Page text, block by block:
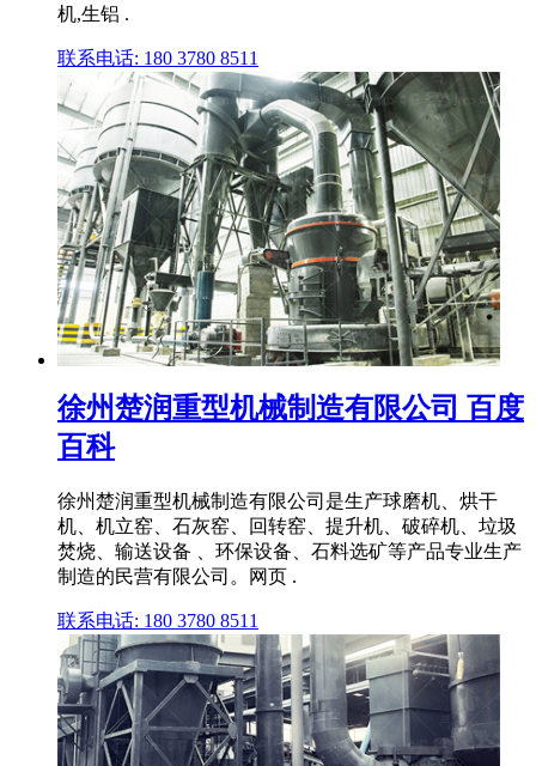
机,生铝 .
联系电话: 180 3780 8511
徐州楚润重型机械制造有限公司 百度
百科
徐州楚润重型机械制造有限公司是生产球磨机、烘干
机、机立窑、石灰窑、回转窑、提升机、破碎机、垃圾
焚烧、输送设备 、环保设备、石料选矿等产品专业生产
制造的民营有限公司。网页 .
联系电话: 180 3780 8511